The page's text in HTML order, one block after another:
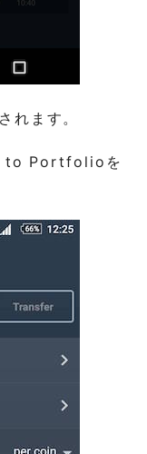
れます。
to Portfolioを